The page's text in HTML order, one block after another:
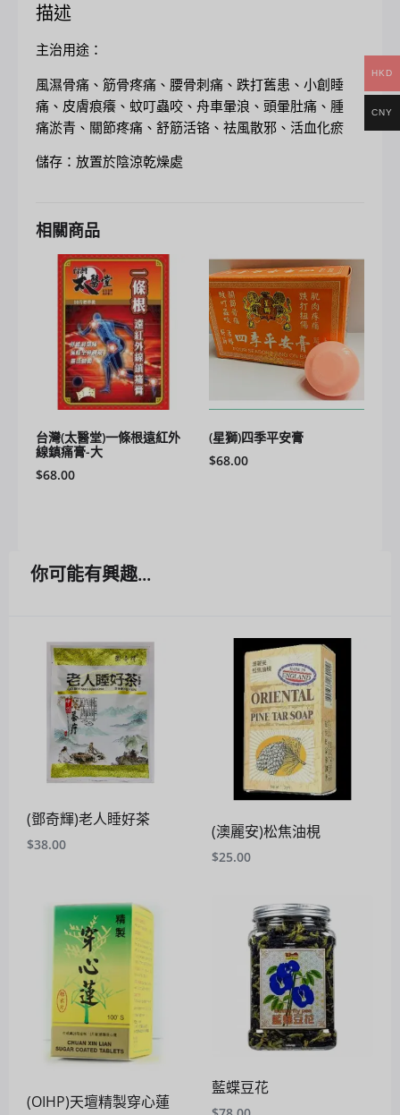
描述
主治用途：
風濕骨痛、筋骨疼痛、腰骨刺痛、跌打舊患、小創睡
痛、皮膚痕癢、蚊叮蟲咬、舟車暈浪、頭暈肚痛、腫
痛淤青、關節疼痛、舒筋活铬、祛風散邪、活血化瘀
儲存：放置於陰涼乾燥處
相關商品
台灣(太醫堂)一條根遠紅外
線鎮痛膏-大
$68.00
(星獅)四季平安膏
$68.00
你可能有興趣...
(鄧奇輝)老人睡好茶
$38.00
(澳麗安)松焦油梘
$25.00
(OIHP)天壇精製穿心蓮
藍蝶豆花
HKD
CNY